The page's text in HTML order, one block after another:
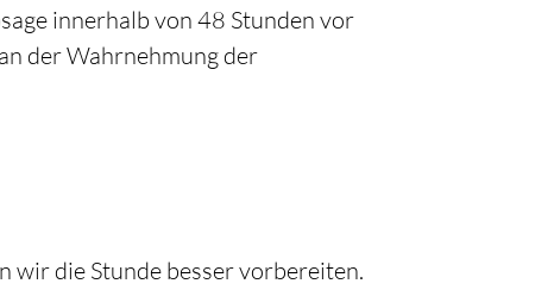
innerhalb von 48 Stunden vor
der Wahrnehmung der
wir die Stunde besser vorbereiten.